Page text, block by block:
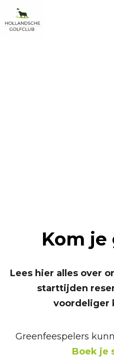
Kom je
Lees hier alles over
starttijden
voordeliger
Greenfeespelers
Boek je